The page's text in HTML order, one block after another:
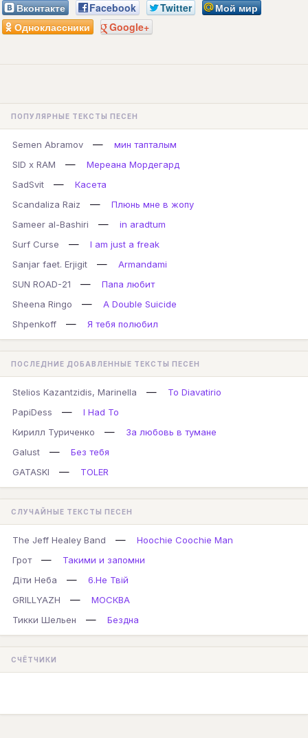
Вконтакте Facebook Twitter
Мой мир
Одноклассники
Google+
ПОПУЛЯРНЫЕ ТЕКСТЫ ПЕСЕН
Semen Abramov —
мин тапталым
SID x RAM
—
Мереана Мордегард
SadSvit
—
Касета
Scandaliza Raiz
—
Плюнь мне в жопу
Sameer al-Bashiri
—
in aradtum
Surf Curse
—
I am just a freak
Sanjar faet. Erjigit
—
Armandami
SUN ROAD-21
—
Папа любит
Sheena Ringo
—
A Double Suicide
Shpenkoff
— Я тебя полюбил
ПОСЛЕДНИЕ ДОБАВЛЕННЫЕ ТЕКСТЫ ПЕСЕН
Stelios Kazantzidis, Marinella —
To Diavatirio
PapiDess
—
I Had To
Кирилл Туриченко
—
За любовь в тумане
Galust
—
Без тебя
GATASKI
— TOLER
СЛУЧАЙНЫЕ ТЕКСТЫ ПЕСЕН
The Jeff Healey Band —
Hoochie Coochie Man
Грот
—
Такими и запомни
Діти Неба
—
6.Не Твій
GRILLYAZH
—
МОСКВА
Тикки Шельен
— Бездна
СЧЁТЧИКИ